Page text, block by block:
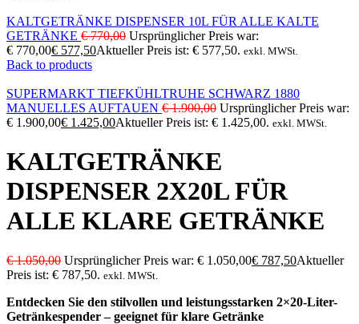
KALTGETRÄNKE DISPENSER 10L FÜR ALLE KALTE
GETRÄNKE €770,00 Ursprünglicher Preis war:
€ 770,00€ 577,50Aktueller Preis ist: € 577,50. exkl. MWSt.
Back to products
SUPERMARKT TIEFKÜHLTRUHE SCHWARZ 1880
MANUELLES AUFTAUEN €1.900,00 Ursprünglicher Preis war:
€ 1.900,00€ 1.425,00Aktueller Preis ist: € 1.425,00. exkl. MWSt.
KALTGETRÄNKE
DISPENSER 2X20L FÜR
ALLE KLARE GETRÄNKE
€1.050,00 Ursprünglicher Preis war: € 1.050,00€ 787,50Aktueller
Preis ist: € 787,50. exkl. MWSt.
Entdecken Sie den stilvollen und leistungsstarken 2×20-Liter-
Getränkespender – geeignet für klare Getränke